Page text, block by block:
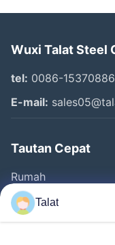
Wuxi Talat Steel
tel: 0086-
E-mail:
Tautan Cepat
Rumah
Produk
Tentang Kita
Talat